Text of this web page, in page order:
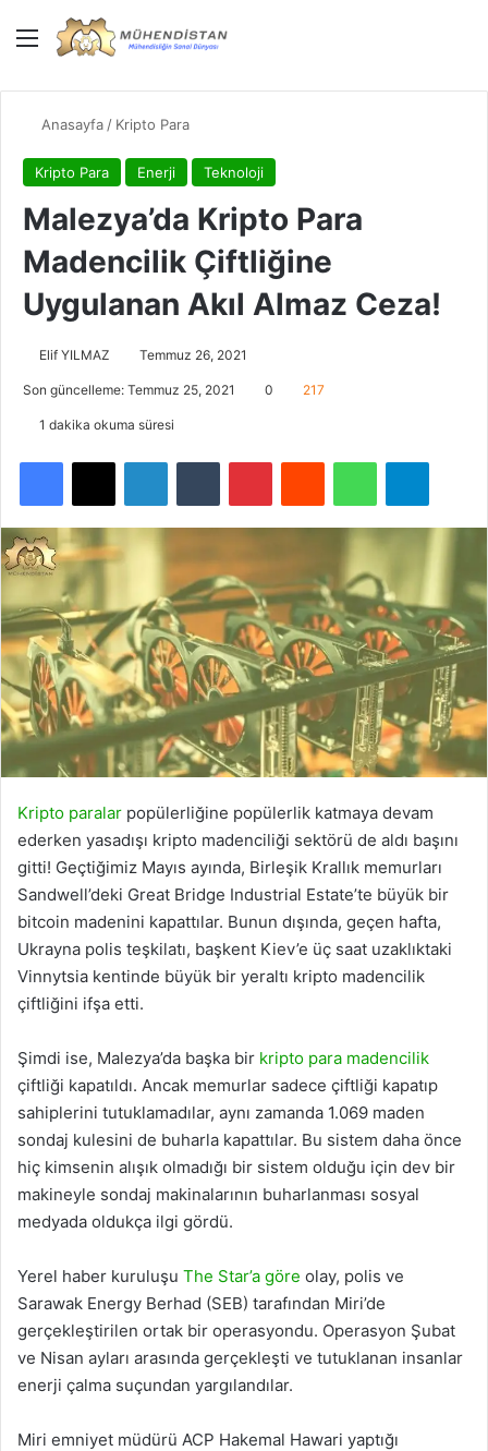
Menü
Anasayfa / Kripto Para
Kripto Para Enerji Teknoloji
Malezya’da Kripto Para
Madencilik Çiftliğine
Uygulanan Akıl Almaz Ceza!
Elif YILMAZ Temmuz 26, 2021
Son güncelleme: Temmuz 25, 2021 0 217
1 dakika okuma süresi
Facebook
X LinkedInTumblr PinterestReddit WhatsApp
Kripto paralar popülerliğine popülerlik katmaya devam
ederken yasadışı kripto madenciliği sektörü de aldı başını
gitti! Geçtiğimiz Mayıs ayında, Birleşik Krallık memurları
Sandwell’deki Great Bridge Industrial Estate’te büyük bir
bitcoin madenini kapattılar. Bunun dışında, geçen hafta,
Ukrayna polis teşkilatı, başkent Kiev’e üç saat uzaklıktaki
Vinnytsia kentinde büyük bir yeraltı kripto madencilik
çiftliğini ifşa etti.
Şimdi ise, Malezya’da başka bir kripto para madencilik
çiftliği kapatıldı. Ancak memurlar sadece çiftliği kapatıp
sahiplerini tutuklamadılar, aynı zamanda 1.069 maden
sondaj kulesini de buharla kapattılar. Bu sistem daha önce
hiç kimsenin alışık olmadığı bir sistem olduğu için dev bir
makineyle sondaj makinalarının buharlanması sosyal
medyada oldukça ilgi gördü.
Yerel haber kuruluşu The Star’a göre olay, polis ve
Sarawak Energy Berhad (SEB) tarafından Miri’de
gerçekleştirilen ortak bir operasyondu. Operasyon Şubat
ve Nisan ayları arasında gerçekleşti ve tutuklanan insanlar
enerji çalma suçundan yargılandılar.
Miri emniyet müdürü ACP Hakemal Hawari yaptığı